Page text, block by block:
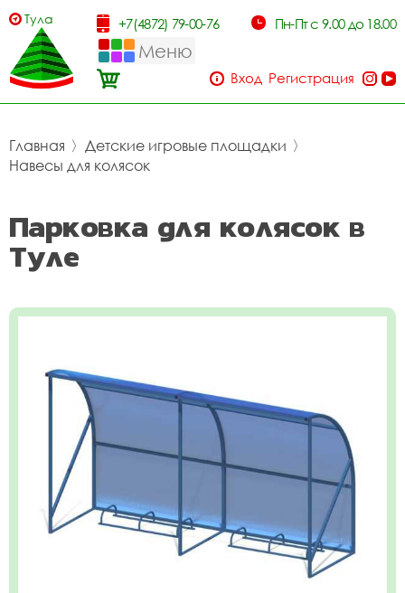
Тула +7(4872) 79-00-76 Пн-Пт с 9.00 до 18.00
Меню
Вход Регистрация
Главная 〉 Детские игровые площадки 〉
Навесы для колясок
Парковка для колясок в
Туле